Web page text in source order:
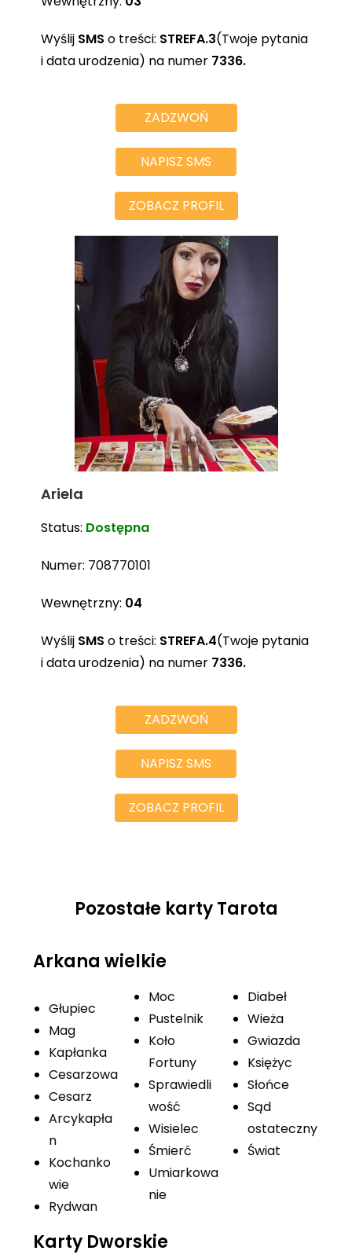
Wyślij SMS o treści: STREFA.3(Twoje pytania
i data urodzenia) na numer 7336.
ZADZWOŃ
NAPISZ SMS
ZOBACZ PROFIL
Ariela
Status: Dostępna
Numer: 708770101
Wewnętrzny: 04
Wyślij SMS o treści: STREFA.4(Twoje pytania
i data urodzenia) na numer 7336.
ZADZWOŃ
NAPISZ SMS
ZOBACZ PROFIL
Pozostałe karty Tarota
Arkana wielkie
Głupiec
Mag
Kapłanka
Cesarzowa
Cesarz
Arcykapła
n
Kochanko
wie
Rydwan
Moc
Pustelnik
Koło
Fortuny
Sprawiedli
wość
Wisielec
Śmierć
Umiarkowa
nie
Diabeł
Wieża
Gwiazda
Księżyc
Słońce
Sąd
ostateczny
Świat
Karty Dworskie